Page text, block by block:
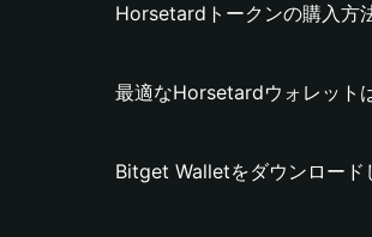
Horsetardトークンの購入方
最適なHorsetardウォレット
Bitget Walletをダウンロード